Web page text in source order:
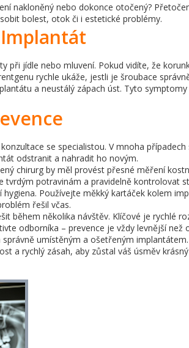
nakloněný nebo dokonce otočený?
bolest, otok či i estetické problémy.
při jídle nebo mluvení. Pokud vidíte, že
rychle ukáže, jestli je šroubace
a neustálý zápach úst. Tyto
se specialistou. V mnoha
odstranit a nahradit ho novým.
chirurg by měl provést přesné měření
tvrdým potravinám a pravidelně kontrolovat
Používejte měkký kartáček kolem
řešil včas.
během několika návštěv. Klíčové je rychlé
odborníka – prevence je vždy levnější než
umístěným a ošetřeným
a rychlý zásah, aby zůstal váš úsměv